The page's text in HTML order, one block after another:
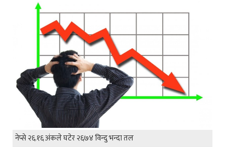
नेप्से २६.१६ अंकले घटेर २६७४ विन्दु भन्दा तल